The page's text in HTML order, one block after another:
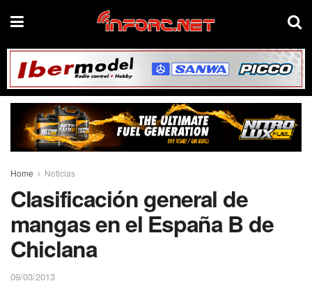
Home Noticias
Clasificación general de
mangas en el España B de
Chiclana
09/03/2013